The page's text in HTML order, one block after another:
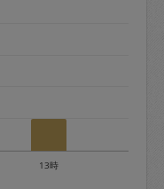
いて：
13時